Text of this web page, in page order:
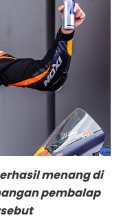
menang di
pembalap